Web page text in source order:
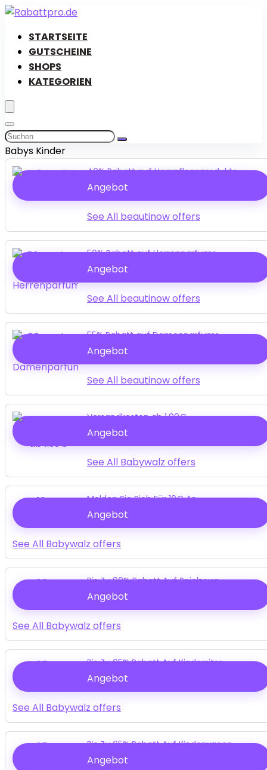
STARTSEITE
GUTSCHEINE
SHOPS
KATEGORIEN
Babys Kinder
40% Rabatt auf Haarpflegeprodukte
Angebot
See All beautinow offers
50% Rabatt auf Herrenparfums
Angebot
See All beautinow offers
55% Rabatt auf Damenparfums
Angebot
See All beautinow offers
Versandkosten ab 1.99€
Angebot
See All Babywalz offers
10€ Melden Sie Sich Für 10€ An
Angebot
See All Babywalz offers
60% Bis Zu 60% Rabatt Auf Spielzeug
Angebot
See All Babywalz offers
65% Bis Zu 65% Rabatt Auf Kindersitze
Angebot
See All Babywalz offers
65% Bis Zu 65% Rabatt Auf Kinderwagen
Angebot